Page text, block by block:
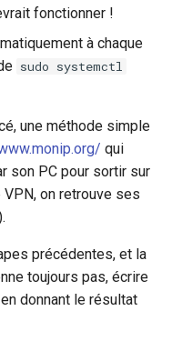
fonctionner !
à chaque
sudo systemctl
une méthode simple
qui
son PC pour sortir sur
on retrouve ses
précédentes, et la
toujours pas, écrire
en donnant le résultat